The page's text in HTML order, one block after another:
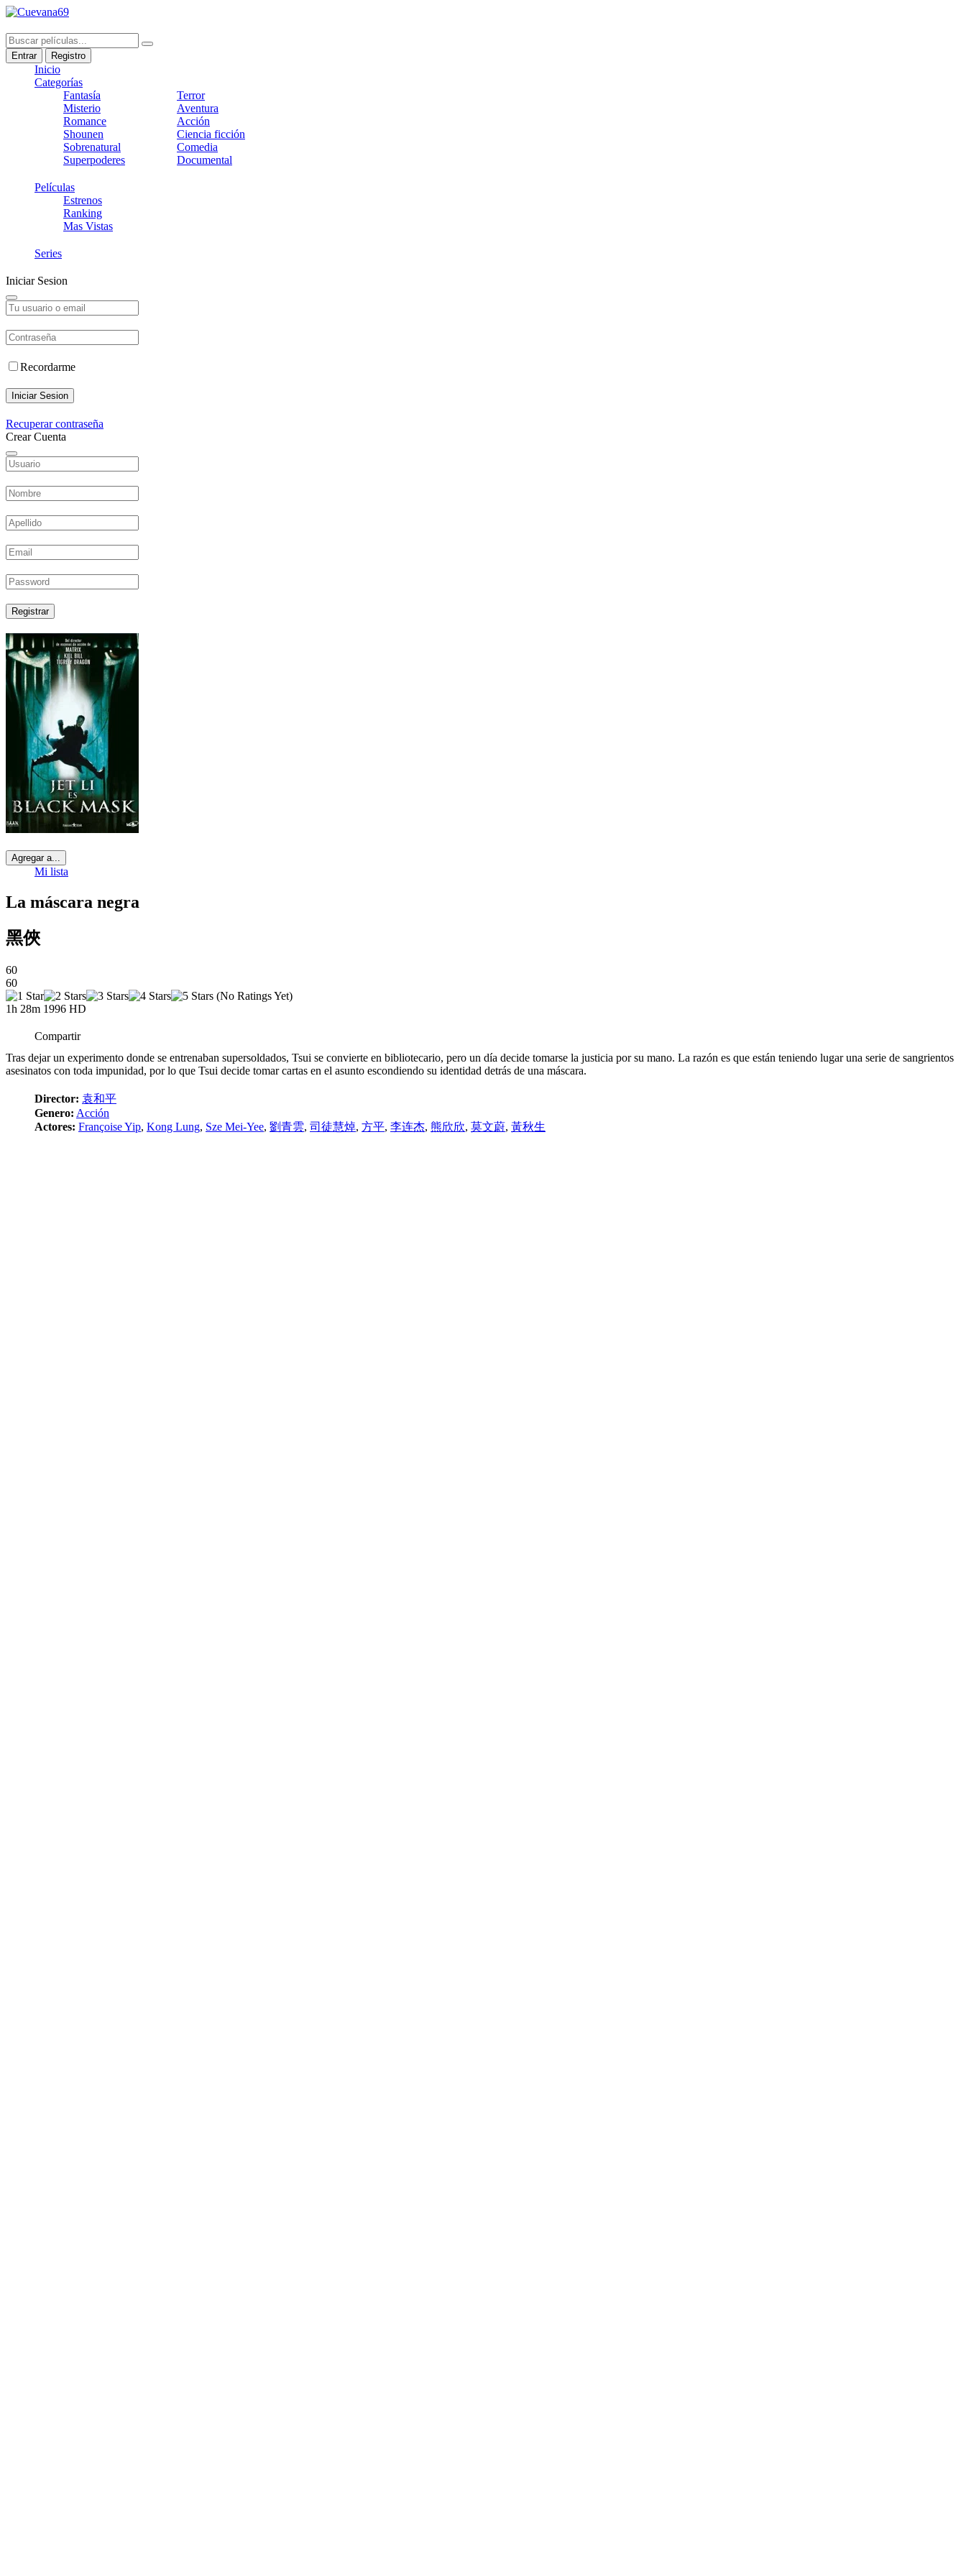
Entrar Registro
Inicio
Categorías
Fantasía
Misterio
Romance
Shounen
Sobrenatural
Superpoderes
Terror
Aventura
Acción
Ciencia ficción
Comedia
Documental
Películas
Estrenos
Ranking
Mas Vistas
Series
Iniciar Sesion
Recordarme
Iniciar Sesion
Recuperar contraseña
Crear Cuenta
Registrar
Agregar a...
Mi lista
La máscara negra
黑俠
60
60
(No Ratings Yet)
1h 28m 1996 HD
Compartir
Tras dejar un experimento donde se entrenaban supersoldados, Tsui se convierte en bibliotecario, pero un día decide tomarse la justicia por su mano. La razón es que están teniendo lugar una serie de sangrientos
asesinatos con toda impunidad, por lo que Tsui decide tomar cartas en el asunto escondiendo su identidad detrás de una máscara.
Director: 袁和平
Genero: Acción
Actores: Françoise Yip, Kong Lung, Sze Mei-Yee, 劉青雲, 司徒慧焯, 方平, 李连杰, 熊欣欣, 莫文蔚, 黃秋生